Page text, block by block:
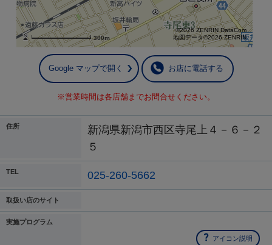
300m
©2026 ZENRIN DataCom
地図データ©2026 ZENRIN
Google マップで開く お店に電話する
※営業時間は各店舗までお問合せください。
住所
新潟県新潟市西区寺尾上４－６－２
５
TEL 025-260-5662
取扱い店のサイト
実施プログラム
アイコン説明